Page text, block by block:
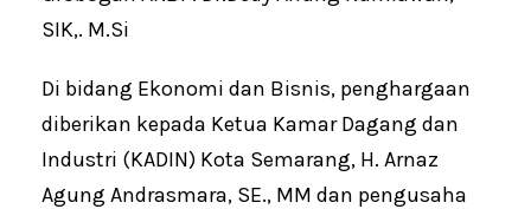
SIK,. M.Si
Di bidang Ekonomi dan Bisnis, penghargaan
diberikan kepada Ketua Kamar Dagang dan
Industri (KADIN) Kota Semarang, H. Arnaz
Agung Andrasmara, SE., MM dan pengusaha